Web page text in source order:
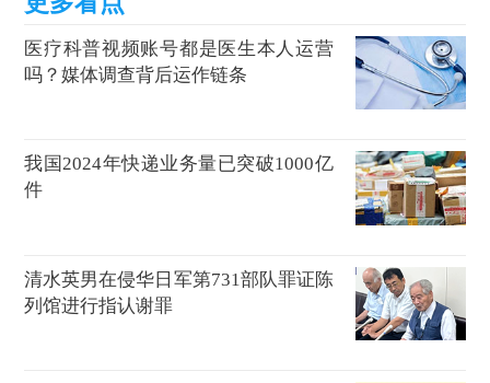
医疗科普视频账号都是医生本人运营
吗？媒体调查背后运作链条
我国2024年快递业务量已突破1000亿
件
清水英男在侵华日军第731部队罪证陈
列馆进行指认谢罪